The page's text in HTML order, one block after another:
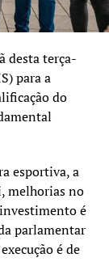
e
os
Ferretti,
no
desta terça-
para a
do
esportiva, a
melhorias no
é
parlamentar
é de